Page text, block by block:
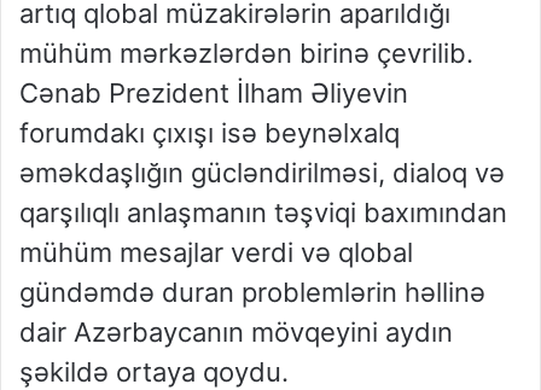
artıq qlobal müzakirələrin aparıldığı
mühüm mərkəzlərdən birinə çevrilib.
Cənab Prezident İlham Əliyevin
forumdakı çıxışı isə beynəlxalq
əməkdaşlığın gücləndirilməsi, dialoq və
qarşılıqlı anlaşmanın təşviqi baxımından
mühüm mesajlar verdi və qlobal
gündəmdə duran problemlərin həllinə
dair Azərbaycanın mövqeyini aydın
şəkildə ortaya qoydu.